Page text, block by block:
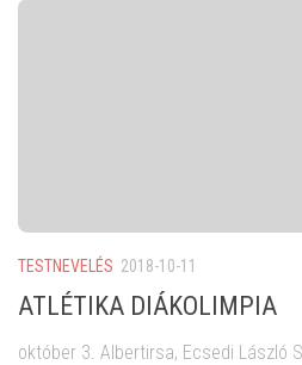
TESTNEVELÉS 2018-10-11
ATLÉTIKA DIÁKOLIMPIA
október 3. Albertirsa, Ecsedi László